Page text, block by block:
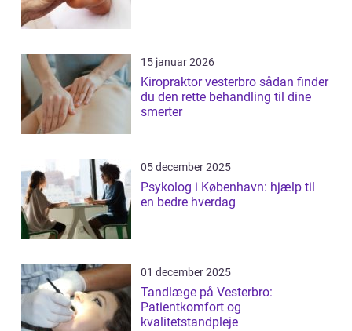
15 januar 2026
Kiropraktor vesterbro sådan finder
du den rette behandling til dine
smerter
05 december 2025
Psykolog i København: hjælp til
en bedre hverdag
01 december 2025
Tandlæge på Vesterbro:
Patientkomfort og
kvalitetstandpleje